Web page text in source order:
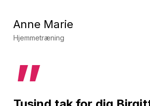
Anne Marie
Hjemmetræning
”